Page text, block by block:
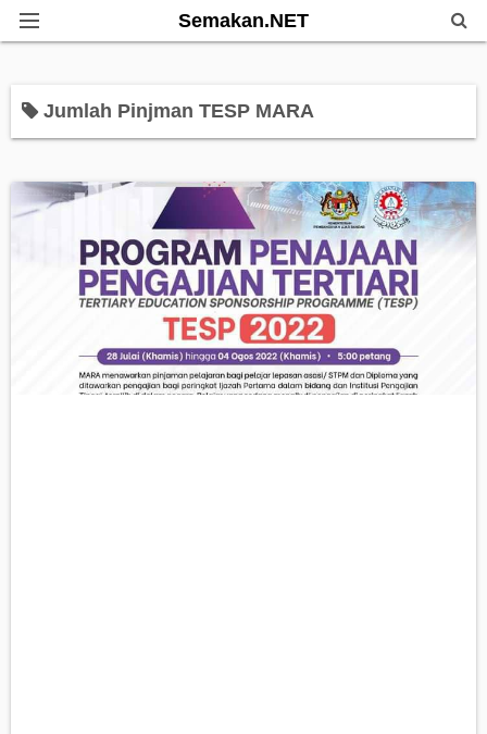
Semakan.NET
Bantuan Kerajaan
Info Kerjaya
Jumlah Pinjman TESP MARA